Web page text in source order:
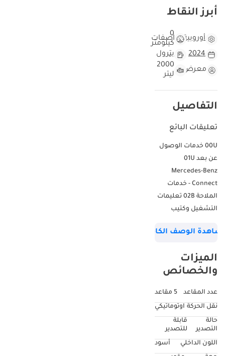
أبرز النقاط
أوروبيةمواصفات
0
كيلومتر
2024
بترول
معرض
2000
ليتر
التفاصيل
تعليقات البائع
00U خدمات الوصول
عن بعد 01U
Mercedes-Benz
Connect - خدمات
الملاحة 02B تعليمات
التشغيل وكتيب
أسود - تشطيب
أمامي 180 درجة
للقيادة على الطرق
0S3 جامع البلد
للحصول على شهادة
الوصف الكامل
الميزات
والخصائص
عدد المقاعد
5 مقاعد
نقل الحركة اوتوماتيكي
حالة
التصدير
قابلة
للتصدير
اللون الداخلي
أسود